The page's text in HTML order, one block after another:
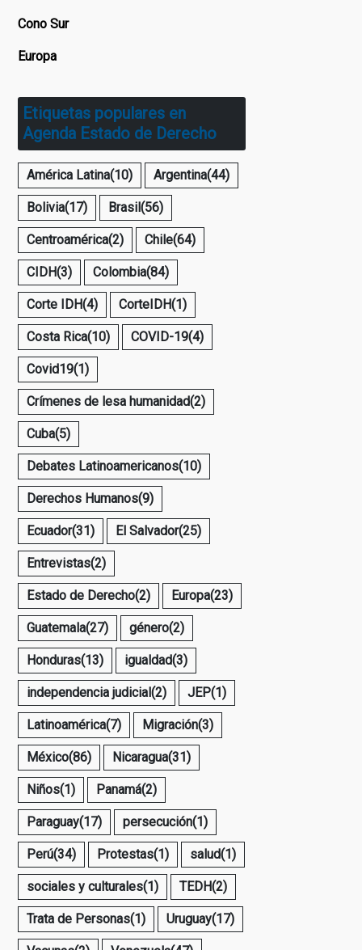
Cono Sur
Europa
Etiquetas populares en
Agenda Estado de Derecho
América Latina(10) Argentina(44)
Bolivia(17) Brasil(56)
Centroamérica(2) Chile(64)
CIDH(3) Colombia(84)
Corte IDH(4) CorteIDH(1)
Costa Rica(10) COVID-19(4)
Covid19(1)
Crímenes de lesa humanidad(2)
Cuba(5)
Debates Latinoamericanos(10)
Derechos Humanos(9)
Ecuador(31) El Salvador(25)
Entrevistas(2)
Estado de Derecho(2) Europa(23)
Guatemala(27) género(2)
Honduras(13) igualdad(3)
independencia judicial(2) JEP(1)
Latinoamérica(7) Migración(3)
México(86) Nicaragua(31)
Niños(1) Panamá(2)
Paraguay(17) persecución(1)
Perú(34) Protestas(1) salud(1)
sociales y culturales(1) TEDH(2)
Trata de Personas(1) Uruguay(17)